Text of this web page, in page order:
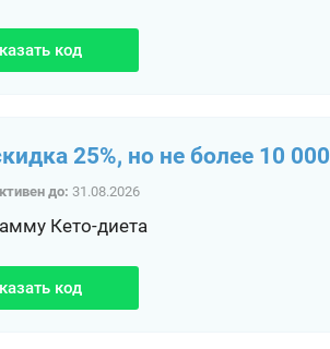
код
25%, но не более 10 000
до: 31.08.2026
Кето-диета
код